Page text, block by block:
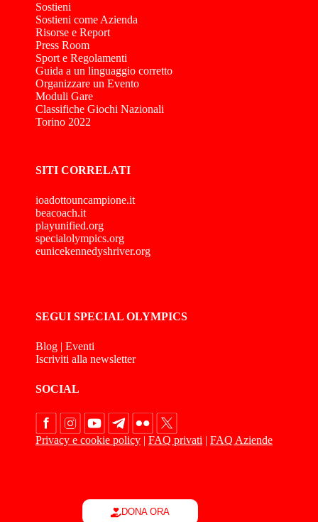
Sostieni
Sostieni come Azienda
Risorse e Report
Press Room
Sport e Regolamenti
Guida a un linguaggio corretto
Organizzare un Evento
Moduli Gare
Classifiche Giochi Nazionali
Torino 2022
SITI CORRELATI
ioadottouncampione.it
beacoach.it
playunified.org
specialolympics.org
eunicekennedyshriver.org
SEGUI SPECIAL OLYMPICS
Blog | Eventi
Iscriviti alla newsletter
SOCIAL
Privacy e cookie policy | FAQ privati | FAQ Aziende
DONA ORA